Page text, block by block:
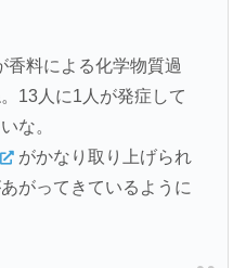
香料による化学物質過
13人に1人が発症して
な。
がかなり取り上げられ
がってきているように